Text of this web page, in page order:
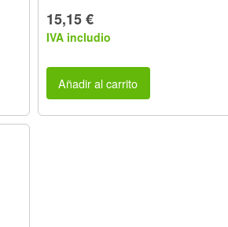
15,15 €
IVA includio
Añadir al carrito